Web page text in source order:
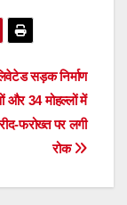
सड़क निर्माण
और 34 मोहल्लों में
फरोख्त पर लगी
रोक